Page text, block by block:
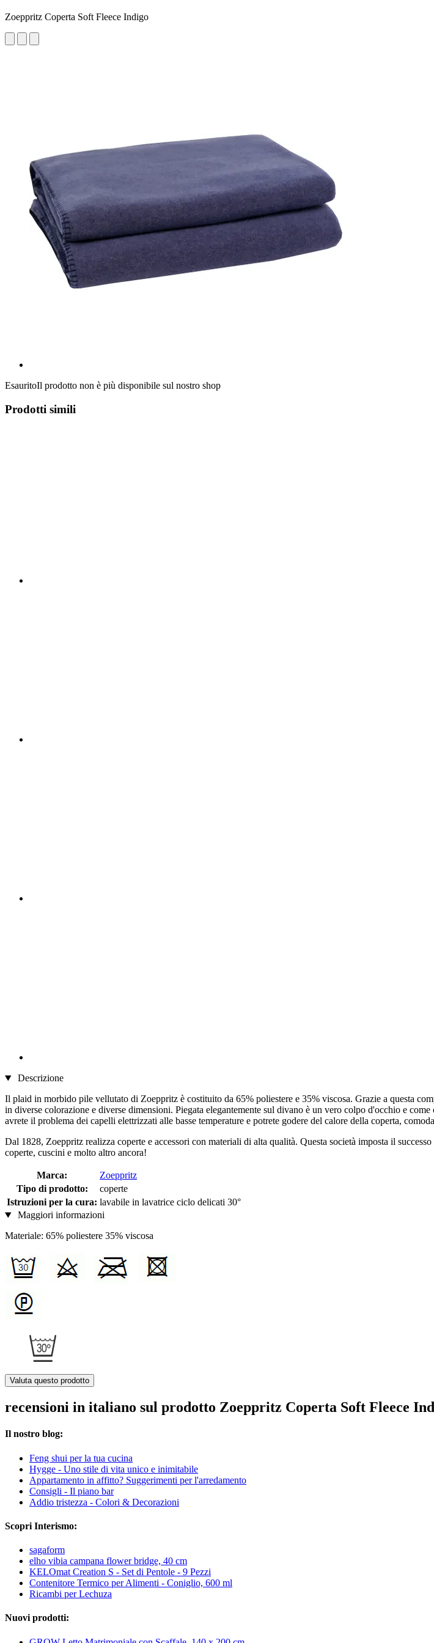
Zoeppritz Coperta Soft Fleece Indigo
EsauritoIl prodotto non è più disponibile sul nostro shop
Prodotti simili
Descrizione
Il plaid in morbido pile vellutato di Zoeppritz è costituito da 65% poliestere e 35% viscosa. Grazie a questa
in diverse colorazione e diverse dimensioni. Piegata elegantemente sul divano è un vero colpo d'occhio e
avrete il problema dei capelli elettrizzati alle basse temperature e potrete godere del calore della coperta,
Dal 1828, Zoeppritz realizza coperte e accessori con materiali di alta qualità. Questa società imposta il
coperte, cuscini e molto altro ancora!
Marca:
Zoeppritz
Tipo di prodotto:
coperte
Istruzioni per la cura: lavabile in lavatrice ciclo delicati 30°
Maggiori informazioni
Materiale: 65% poliestere 35% viscosa
Valuta questo prodotto
recensioni in italiano sul prodotto Zoeppritz Coperta Soft Fleece
Il nostro blog:
Feng shui per la tua cucina
Hygge - Uno stile di vita unico e inimitabile
Appartamento in affitto? Suggerimenti per l'arredamento
Consigli - Il piano bar
Addio tristezza - Colori & Decorazioni
Scopri Interismo:
sagaform
elho vibia campana flower bridge, 40 cm
KELOmat Creation S - Set di Pentole - 9 Pezzi
Contenitore Termico per Alimenti - Coniglio, 600 ml
Ricambi per Lechuza
Nuovi prodotti: